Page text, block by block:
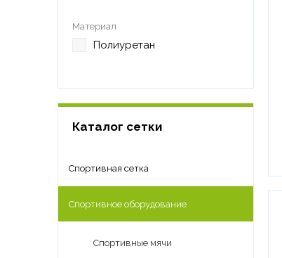
Материал
Полиуретан
Каталог сетки
Спортивная сетка
Спортивное оборудование
Спортивные мячи